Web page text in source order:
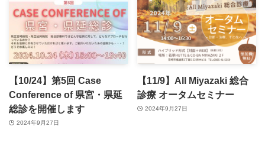
【10/24】第5回 Case
Conference of 県宮・県延
総診を開催します
2024年9月27日
【11/9】All Miyazaki 総合
診療 オータムセミナー
2024年9月27日